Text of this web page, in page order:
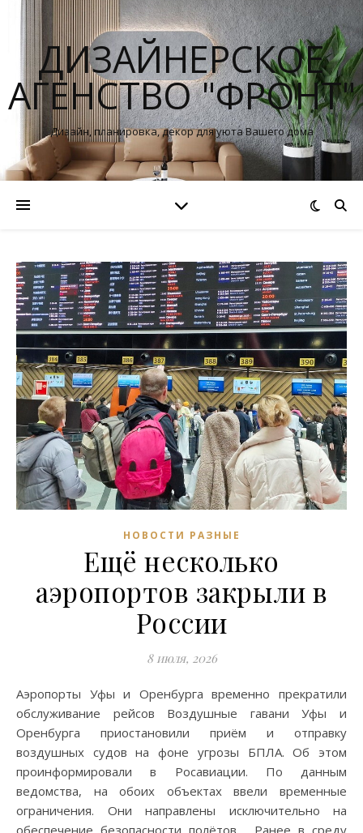
ДИЗАЙНЕРСКОЕ
АГЕНСТВО "ФРОНТ"
Дизайн, планировка, декор для уюта Вашего дома
НОВОСТИ РАЗНЫЕ
Ещё несколько
аэропортов закрыли в
России
8 июля, 2026
Аэропорты Уфы и Оренбурга временно прекратили
обслуживание рейсов Воздушные гавани Уфы и
Оренбурга приостановили приём и отправку
воздушных судов на фоне угрозы БПЛА. Об этом
проинформировали в Росавиации. По данным
ведомства, на обоих объектах ввели временные
ограничения. Они направлены исключительно на
обеспечение безопасности полётов. Ранее в среду